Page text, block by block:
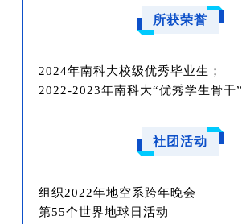
所获荣誉
2024年南科大校级优秀毕业生；
2022-2023年南科大“优秀学生骨干”
社团活动
组织2022年地空系跨年晚会
第55个世界地球日活动